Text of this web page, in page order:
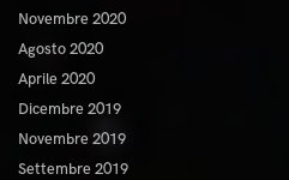
Novembre 2020
Agosto 2020
Aprile 2020
Dicembre 2019
Novembre 2019
Settembre 2019